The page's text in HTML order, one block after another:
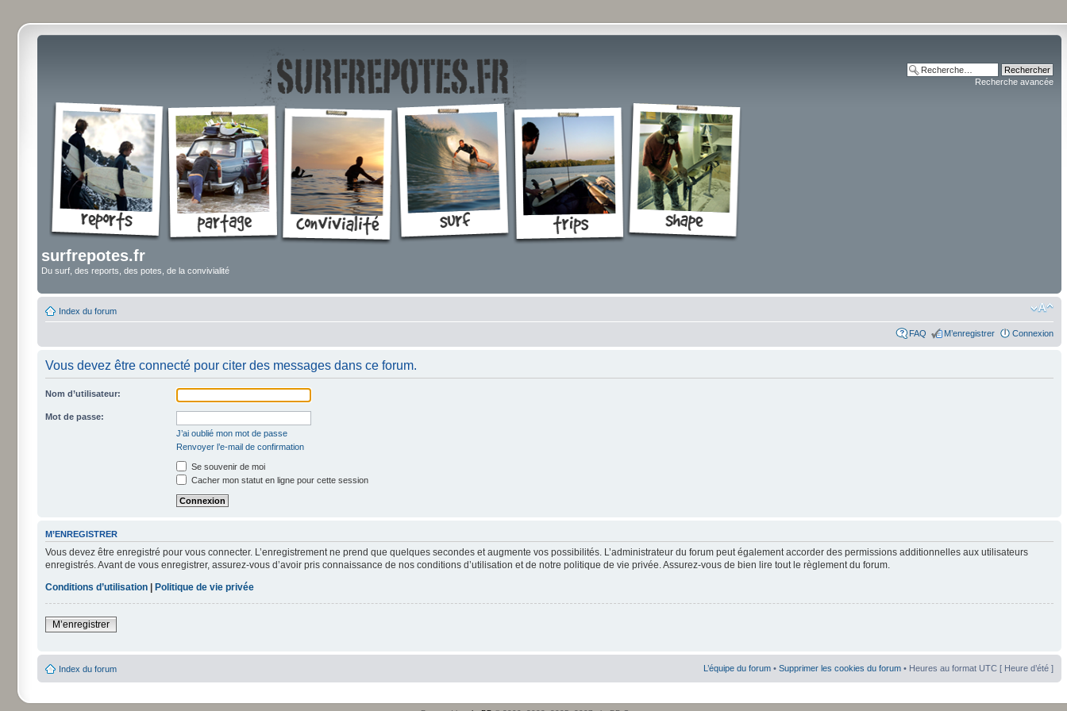
surfrepotes.fr
Du surf, des reports, des potes, de la convivialité
Recherche avancée
Index du forum
FAQ M’enregistrer Connexion
Vous devez être connecté pour citer des messages dans ce forum.
Nom d’utilisateur:
Mot de passe:
J’ai oublié mon mot de passe
Renvoyer l’e-mail de confirmation
Se souvenir de moi
Cacher mon statut en ligne pour cette session
M’ENREGISTRER
Vous devez être enregistré pour vous connecter. L’enregistrement ne prend que quelques secondes et augmente vos possibilités. L’administrateur du forum peut également accorder des permissions additionnelles aux utilisateurs
enregistrés. Avant de vous enregistrer, assurez-vous d’avoir pris connaissance de nos conditions d’utilisation et de notre politique de vie privée. Assurez-vous de bien lire tout le règlement du forum.
Conditions d’utilisation
Politique de vie privée
M’enregistrer
Index du forum L’équipe du forum • Supprimer les cookies du forum • Heures au format UTC [ Heure d’été ]